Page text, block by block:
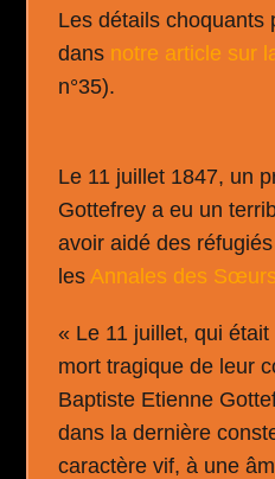
Les détails choquants
dans notre article sur
n°35).
Le 11 juillet 1847, un
Gottefrey a eu un
avoir aidé des
lesAnnales des
« Le 11 juillet, qui
mort tragique de leur
Baptiste Etienne
dans la dernière
caractère vif, à une